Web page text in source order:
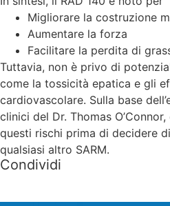
Migliorare la costruzione
Aumentare la forza
Facilitare la perdita di
Tuttavia, non è privo di
come la tossicità epatica e gli
cardiovascolare. Sulla base
clinici del Dr. Thomas
questi rischi prima di decidere
qualsiasi altro SARM.
Condividi